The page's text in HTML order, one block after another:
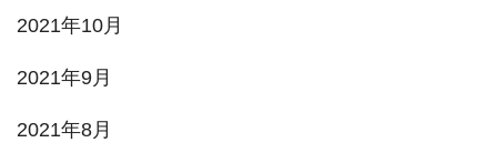
2021年10月
2021年9月
2021年8月